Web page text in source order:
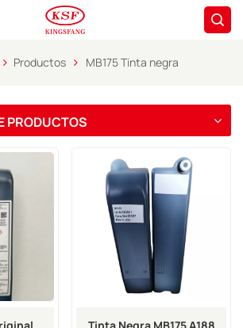
Productos MB175 Tinta negra
PRODUCTOS